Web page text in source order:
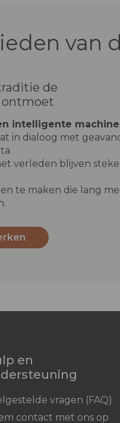
van
de
ontmoet
intelligente
in dialoog met
verleden blijven
te maken die lang
en
vragen (FAQ)
contact met ons op